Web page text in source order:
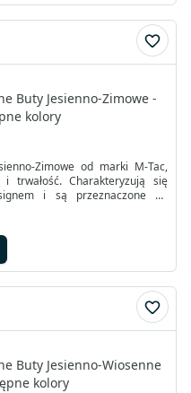
Buty Jesienno-Zimowe -
kolory
Zimowe od marki M-Tac,
i trwałość. Charakteryzują się
i są przeznaczone do
taktycznych. Są to modne,
buty trekkingowe, które
przed zmiennymi warunkami
terenu.
Buty Jesienno-Wiosenne
kolory